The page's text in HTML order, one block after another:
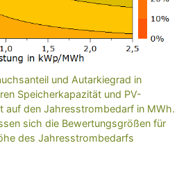
und Autarkiegrad in
Speicherkapazität und PV-
auf den Jahresstrombedarf in MWh.
sich die Bewertungsgrößen für
des Jahresstrombedarfs